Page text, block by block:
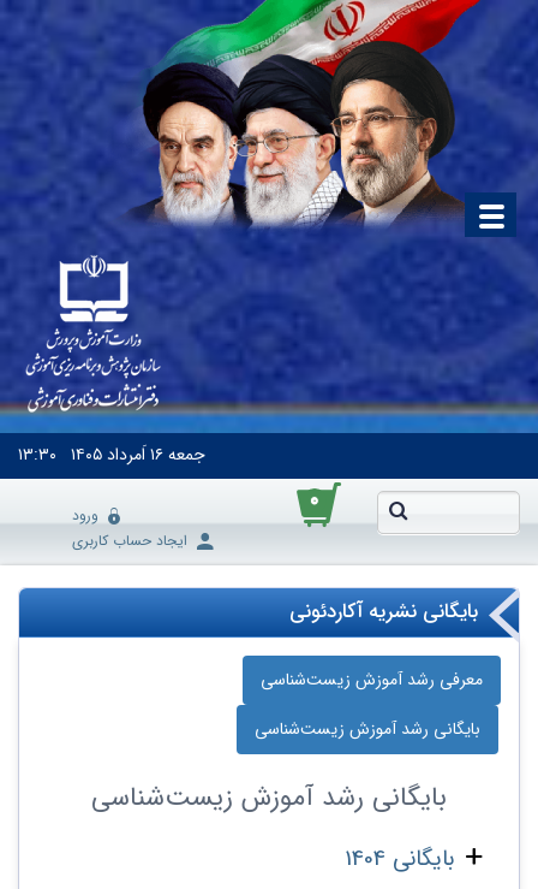
جمعه۱۶ اَمرداد ۱۴۰۵ ۱۳:۳۰
۰
ورود
ایجاد حساب کاربری
بایگانی نشریه آکاردئونی
معرفی رشد آموزش زیست‌شناسی
بایگانی رشد آموزش زیست‌شناسی
بایگانی رشد آموزش زیست‌شناسی
بایگانی 1404